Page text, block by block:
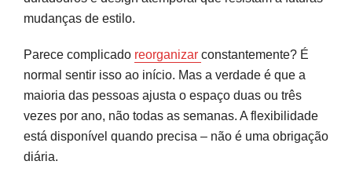
mudanças de estilo.
Parece complicado reorganizar constantemente? É
normal sentir isso ao início. Mas a verdade é que a
maioria das pessoas ajusta o espaço duas ou três
vezes por ano, não todas as semanas. A flexibilidade
está disponível quando precisa – não é uma obrigação
diária.